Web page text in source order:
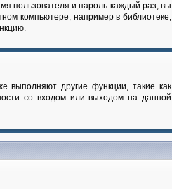
пользователя и пароль каждый раз, вы
компьютере, например в библиотеке,
выполняют другие функции, такие как
со входом или выходом на данной